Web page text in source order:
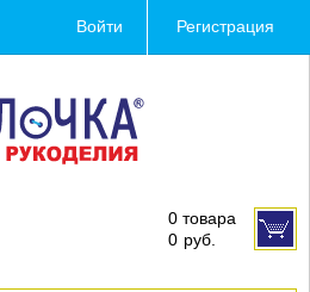
Войти Регистрация
0 товара
0 руб.